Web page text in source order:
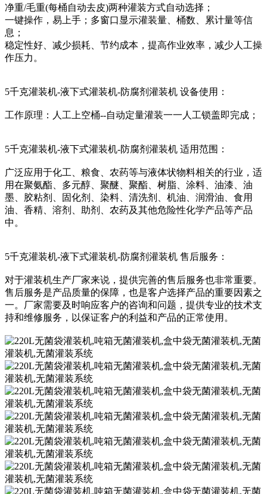
净重/毛重(每桶自动去皮)两种灌装方式自动选择；
一键操作，易上手；多窗口显示灌装量、桶数、累计量等信
息；
稳定性好、减少损耗、节约成本，提高作业效率，减少人工操
作压力。
5千克灌装机-液下式灌装机-防腐剂灌装机 设备使用：
工作原理：人工上空桶--自动定量灌装一一人工锁盖即完成；
5千克灌装机-液下式灌装机-防腐剂灌装机 适用范围：
广泛应用于化工、粮食、农药等与液体状物料相关的行业，适
用在聚氨酯、多元醇、聚醚、聚酯、树脂、涂料、油漆、油
墨、胶粘剂、固化剂、染料、清洗剂、机油、润滑油、食用
油、香精、溶剂、助剂、农药及其他危险性化学产品等产品
中。
5千克灌装机-液下式灌装机-防腐剂灌装机 售后服务：
对于灌装机生产厂家来说，提供完善的售后服务也非常重要。
售后服务是产品质量的保障，也是客户选择产品的重要因素之
一。厂家需要及时响应客户的咨询和问题，提供专业的技术支
持和维修服务，以保证客户的利益和产品的正常使用。